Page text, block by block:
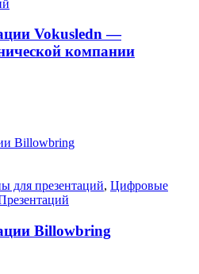
Vokusledn —
компании
для презентаций, Цифровые
Billowbring